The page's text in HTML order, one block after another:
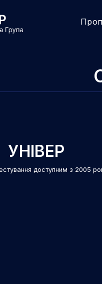
УНІВЕР
доступним з 2005